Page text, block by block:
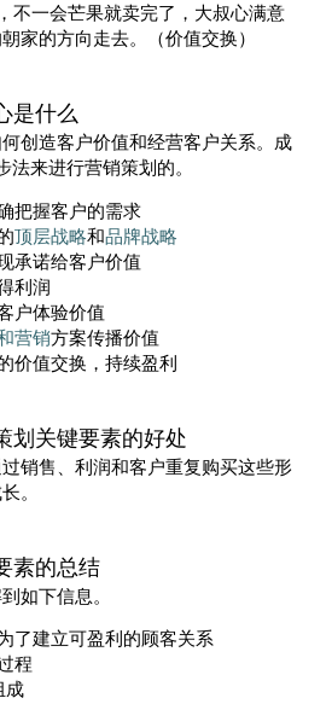
不一会芒果就卖完了，大叔心满意
家的方向走去。（价值交换）
是什么
创造客户价值和经营客户关系。成
来进行营销策划的。
把握客户的需求
顶层战略和品牌战略
承诺给客户价值
利润
户体验价值
营销方案传播价值
价值交换，持续盈利
划关键要素的好处
销售、利润和客户重复购买这些形
。
素的总结
如下信息。
了建立可盈利的顾客关系
程
成